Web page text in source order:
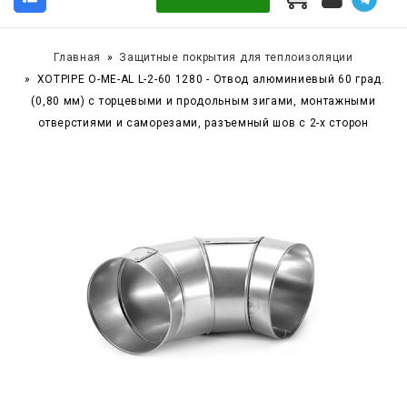
Главная
Защитные покрытия для теплоизоляции
XOTPIPE O-ME-AL L-2-60 1280 - Отвод алюминиевый 60 град.
(0,80 мм) с торцевыми и продольным зигами, монтажными
отверстиями и саморезами, разъемный шов с 2-х сторон